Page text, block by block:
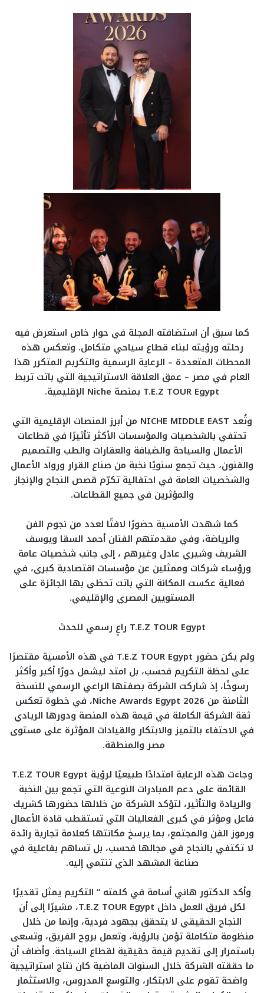
كما سبق أن استضافته المجلة في حوار خاص استعرض فيه
رحلته ورؤيته لبناء قطاع سياحي متكامل. وتعكس هذه
المحطات المتعددة – الرعاية الرسمية والتكريم المتكرر هذا
العام في مصر – عمق العلاقة الاستراتيجية التي باتت تربط
T.E.Z TOUR Egypt بمنصة Niche الإقليمية.
وتُعد NICHE MIDDLE EAST من أبرز المنصات الإقليمية التي
تحتفي بالشخصيات والمؤسسات الأكثر تأثيرًا في قطاعات
الأعمال والسياحة والضيافة والعقارات والطب والتصميم
والفنون، حيث تجمع سنويًا نخبة من صناع القرار ورواد الأعمال
والشخصيات العامة في احتفالية تكرّم قصص النجاح والإنجاز
والمؤثرين في جميع القطاعات.
كما شهدت الأمسية حضورًا لافتًا لعدد من نجوم الفن
والرياضة، وفي مقدمتهم الفنان أحمد السقا ويوسف
الشريف وشيري عادل وغيرهم ، إلى جانب شخصيات عامة
ورؤساء شركات وممثلين عن مؤسسات اقتصادية كبرى، في
فعالية عكست المكانة التي باتت تحظى بها الجائزة على
المستويين المصري والإقليمي.
T.E.Z TOUR Egypt راعٍ رسمي للحدث
ولم يكن حضور T.E.Z TOUR Egypt في هذه الأمسية مقتصرًا
على لحظة التكريم فحسب، بل امتد ليشمل دورًا أكبر وأكثر
رسوخًا، إذ شاركت الشركة بصفتها الراعي الرسمي للنسخة
الثامنة من Niche Awards Egypt 2026، في خطوة تعكس
ثقة الشركة الكاملة في قيمة هذه المنصة ودورها الريادي
في الاحتفاء بالتميز والابتكار والقيادات المؤثرة على مستوى
مصر والمنطقة.
وجاءت هذه الرعاية امتدادًا طبيعيًا لرؤية T.E.Z TOUR Egypt
القائمة على دعم المبادرات النوعية التي تجمع بين النخبة
والريادة والتأثير، لتؤكد الشركة من خلالها حضورها كشريك
فاعل ومؤثر في كبرى الفعاليات التي تستقطب قادة الأعمال
ورموز الفن والمجتمع، بما يرسخ مكانتها كعلامة تجارية رائدة
لا تكتفي بالنجاح في مجالها فحسب، بل تساهم بفاعلية في
صناعة المشهد الذي تنتمي إليه.
وأكد الدكتور هاني أسامة في كلمته ” التكريم يمثل تقديرًا
لكل فريق العمل داخل T.E.Z TOUR Egypt، مشيرًا إلى أن
النجاح الحقيقي لا يتحقق بجهود فردية، وإنما من خلال
منظومة متكاملة تؤمن بالرؤية، وتعمل بروح الفريق، وتسعى
باستمرار إلى تقديم قيمة حقيقية لقطاع السياحة. وأضاف أن
ما حققته الشركة خلال السنوات الماضية كان نتاج استراتيجية
واضحة تقوم على الابتكار، والتوسع المدروس، والاستثمار